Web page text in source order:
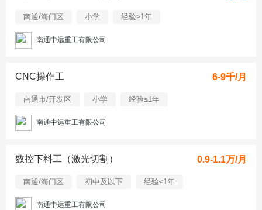
南通/海门区 小学 经验≥1年
南通中远重工有限公司
CNC操作工 6-9千/月
南通市/开发区 小学 经验≤1年
南通中远重工有限公司
数控下料工（激光切割） 0.9-1.1万/月
南通/海门区 初中及以下 经验≤1年
南通中远重工有限公司